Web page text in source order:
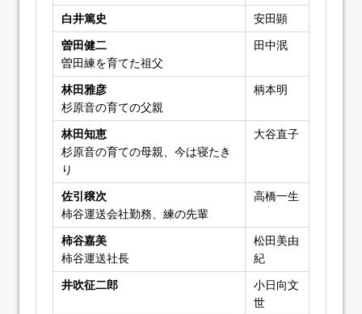
白井篤史
安田顕
曽田健二
曽田練を育てた祖父
田中泯
林田雅彦
杉原音の育ての父親
柄本明
林田知恵
杉原音の育ての母親、今は寝たき
り
大谷直子
佐引穣次
柿谷運送会社勤務、練の先輩
高橋一生
柿谷嘉美
柿谷運送社長
松田美由
紀
井吹征二郎
小日向文
世